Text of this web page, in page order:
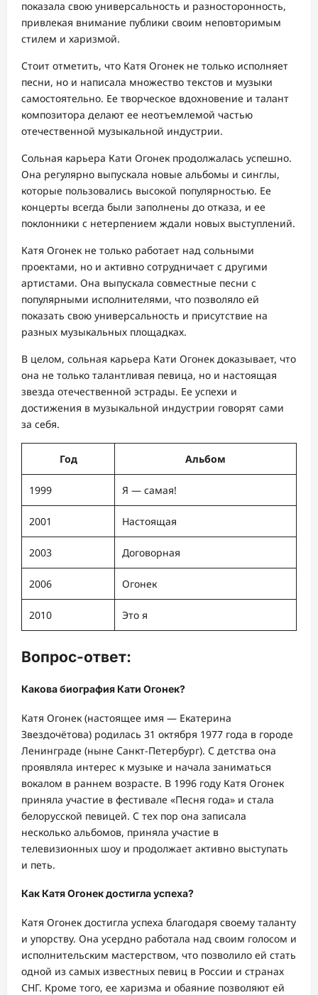
показала свою универсальность и разносторонность,
привлекая внимание публики своим неповторимым
стилем и харизмой.
Стоит отметить, что Катя Огонек не только исполняет
песни, но и написала множество текстов и музыки
самостоятельно. Ее творческое вдохновение и талант
композитора делают ее неотъемлемой частью
отечественной музыкальной индустрии.
Сольная карьера Кати Огонек продолжалась успешно.
Она регулярно выпускала новые альбомы и синглы,
которые пользовались высокой популярностью. Ее
концерты всегда были заполнены до отказа, и ее
поклонники с нетерпением ждали новых выступлений.
Катя Огонек не только работает над сольными
проектами, но и активно сотрудничает с другими
артистами. Она выпускала совместные песни с
популярными исполнителями, что позволяло ей
показать свою универсальность и присутствие на
разных музыкальных площадках.
В целом, сольная карьера Кати Огонек доказывает, что
она не только талантливая певица, но и настоящая
звезда отечественной эстрады. Ее успехи и
достижения в музыкальной индустрии говорят сами
за себя.
Год Альбом
1999 Я — самая!
2001 Настоящая
2003 Договорная
2006 Огонек
2010 Это я
Вопрос-ответ:
Какова биография Кати Огонек?
Катя Огонек (настоящее имя — Екатерина
Звездочётова) родилась 31 октября 1977 года в городе
Ленинграде (ныне Санкт-Петербург). С детства она
проявляла интерес к музыке и начала заниматься
вокалом в раннем возрасте. В 1996 году Катя Огонек
приняла участие в фестивале «Песня года» и стала
белорусской певицей. С тех пор она записала
несколько альбомов, приняла участие в
телевизионных шоу и продолжает активно выступать
и петь.
Как Катя Огонек достигла успеха?
Катя Огонек достигла успеха благодаря своему таланту
и упорству. Она усердно работала над своим голосом и
исполнительским мастерством, что позволило ей стать
одной из самых известных певиц в России и странах
СНГ. Кроме того, ее харизма и обаяние позволяют ей